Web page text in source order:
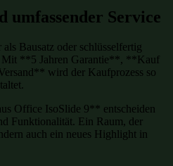
umfassender Service
Bausatz oder schlüsselfertig
Mit **5 Jahren Garantie**, **Kauf
wird der Kaufprozess so
Office IsoSlide 9** entscheiden
Funktionalität. Ein Raum, der
auch ein neues Highlight in